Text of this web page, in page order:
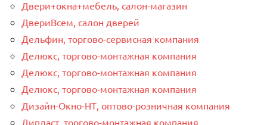
Двери+окна+мебель, салон-магазин
ДвериВсем, салон дверей
Дельфин, торгово-сервисная компания
Делюкс, торгово-монтажная компания
Делюкс, торгово-монтажная компания
Делюкс, торгово-монтажная компания
Дизайн-Окно-НТ, оптово-розничная компания
Дипласт, торгово-монтажная компания